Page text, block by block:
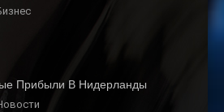
Прибыли В Нидерланды